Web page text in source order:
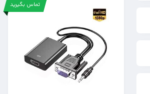
تماس بگیرید